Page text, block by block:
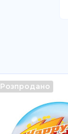
Розпродано